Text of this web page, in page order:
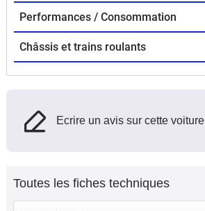
Performances / Consommation
Châssis et trains roulants
Ecrire un avis sur cette voiture
Toutes les fiches techniques